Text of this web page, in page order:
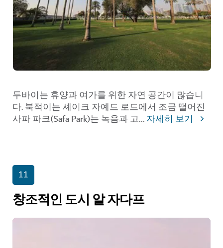
두바이는 휴양과 여가를 위한 자연 공간이 많습니
다. 북적이는 셰이크 자예드 로드에서 조금 떨어진
사파 파크(Safa Park)는 녹음과 고...자세히 보기
11
창조적인 도시 알 자다프